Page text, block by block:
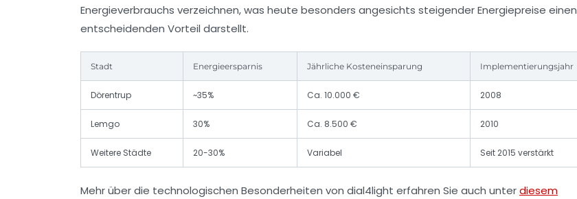
Energieverbrauchs verzeichnen, was heute besonders angesichts steigender Energiepreise einen
entscheidenden Vorteil darstellt.
Stadt Energieersparnis Jährliche Kosteneinsparung Implementierungsjahr
Dörentrup ~35% Ca. 10.000 € 2008
Lemgo 30% Ca. 8.500 € 2010
Weitere Städte 20-30% Variabel Seit 2015 verstärkt
Mehr über die technologischen Besonderheiten von dial4light erfahren Sie auch unterdiesem